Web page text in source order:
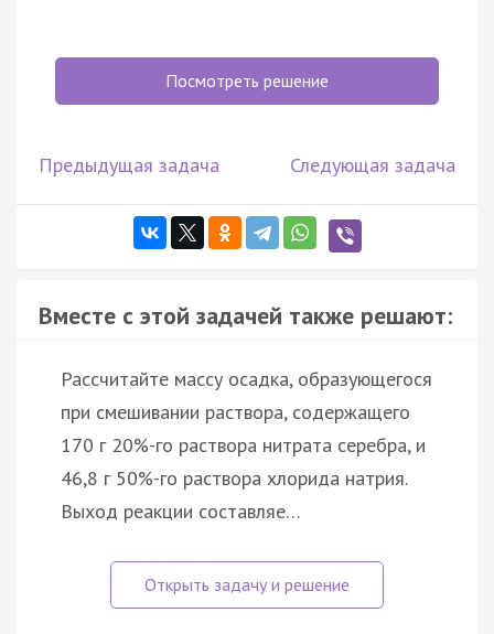
Посмотреть решение
Предыдущая задача Следующая задача
Вместе с этой задачей также решают:
Рассчитайте массу осадка, образующегося
при смешивании раствора, содержащего
170 г 20%-го раствора нитрата серебра, и
46,8 г 50%-го раствора хлорида натрия.
Выход реакции составляе…